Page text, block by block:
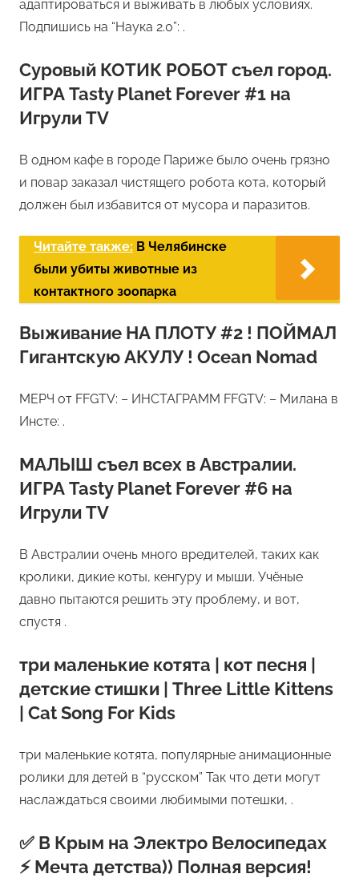
адаптироваться и выживать в любых условиях.
Подпишись на “Наука 2.0”: .
Суровый КОТИК РОБОТ съел город.
ИГРА Tasty Planet Forever #1 на
Игрули TV
В одном кафе в городе Париже было очень грязно
и повар заказал чистящего робота кота, который
должен был избавится от мусора и паразитов.
Читайте также: В Челябинске
были убиты животные из
контактного зоопарка
Выживание НА ПЛОТУ #2 ! ПОЙМАЛ
Гигантскую АКУЛУ ! Ocean Nomad
МЕРЧ от FFGTV: – ИНСТАГРАММ FFGTV: – Милана в
Инсте: .
МАЛЫШ съел всех в Австралии.
ИГРА Tasty Planet Forever #6 на
Игрули TV
В Австралии очень много вредителей, таких как
кролики, дикие коты, кенгуру и мыши. Учёные
давно пытаются решить эту проблему, и вот,
спустя .
три маленькие котята | кот песня |
детские стишки | Three Little Kittens
| Cat Song For Kids
три маленькие котята, популярные анимационные
ролики для детей в “русском” Так что дети могут
наслаждаться своими любимыми потешки, .
✅ В Крым на Электро Велосипедах
⚡ Мечта детства)) Полная версия!